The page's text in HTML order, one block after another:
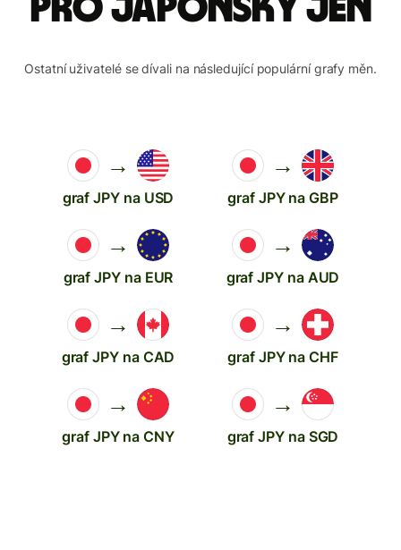
pro japonský jen
Ostatní uživatelé se dívali na následující populární grafy měn.
→
graf JPY na USD
→
graf JPY na GBP
→
graf JPY na EUR
→
graf JPY na AUD
→
graf JPY na CAD
→
graf JPY na CHF
→
graf JPY na CNY
→
graf JPY na SGD